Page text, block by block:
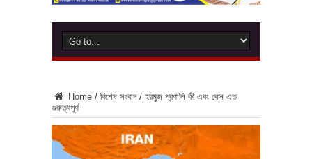
Home / বিশেষ সংবাদ / হরমুজ প্রণালি কী এবং কেন এত
গুরুত্বপূর্ণ